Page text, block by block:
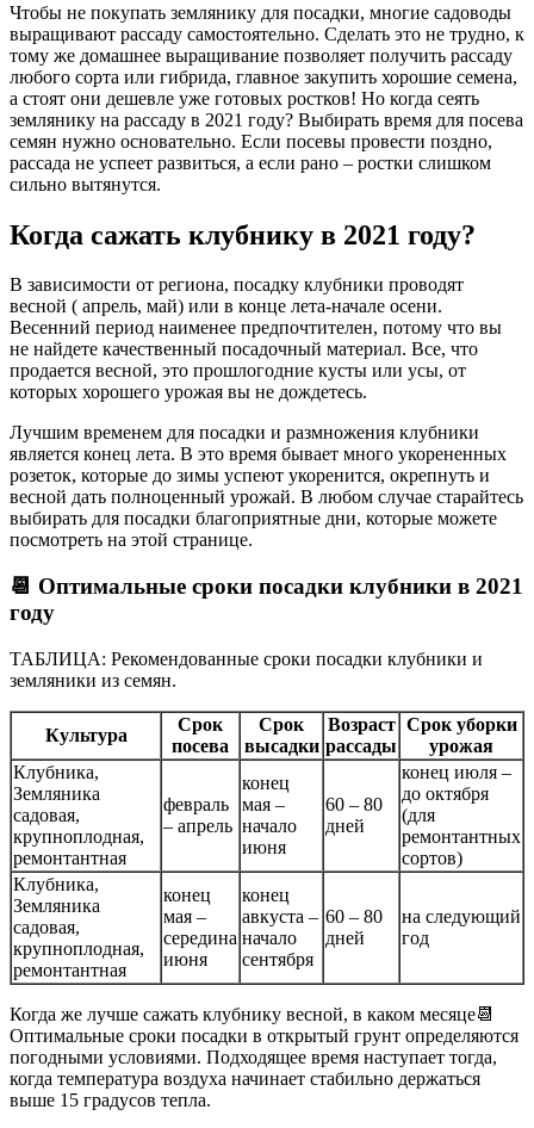
Чтобы не покупать землянику для посадки, многие садоводы
выращивают рассаду самостоятельно. Сделать это не трудно, к
тому же домашнее выращивание позволяет получить рассаду
любого сорта или гибрида, главное закупить хорошие семена,
а стоят они дешевле уже готовых ростков! Но когда сеять
землянику на рассаду в 2021 году? Выбирать время для посева
семян нужно основательно. Если посевы провести поздно,
рассада не успеет развиться, а если рано – ростки слишком
сильно вытянутся.
Когда сажать клубнику в 2021 году?
В зависимости от региона, посадку клубники проводят
весной ( апрель, май) или в конце лета-начале осени.
Весенний период наименее предпочтителен, потому что вы
не найдете качественный посадочный материал. Все, что
продается весной, это прошлогодние кусты или усы, от
которых хорошего урожая вы не дождетесь.
Лучшим временем для посадки и размножения клубники
является конец лета. В это время бывает много укорененных
розеток, которые до зимы успеют укоренится, окрепнуть и
весной дать полноценный урожай. В любом случае старайтесь
выбирать для посадки благоприятные дни, которые можете
посмотреть на этой странице.
📆 Оптимальные сроки посадки клубники в 2021
году
ТАБЛИЦА: Рекомендованные сроки посадки клубники и
земляники из семян.
Культура
Срок
посева
Срок
высадки
Возраст
рассады
Срок уборки
урожая
Клубника,
Земляника
садовая,
крупноплодная,
ремонтантная
февраль
– апрель
конец
мая –
начало
июня
60 – 80
дней
конец июля –
до октября
(для
ремонтантных
сортов)
Клубника,
Земляника
садовая,
крупноплодная,
ремонтантная
конец
мая –
середина
июня
конец
авкуста –
начало
сентября
60 – 80
дней
на следующий
год
Когда же лучше сажать клубнику весной, в каком месяце📆
Оптимальные сроки посадки в открытый грунт определяются
погодными условиями. Подходящее время наступает тогда,
когда температура воздуха начинает стабильно держаться
выше 15 градусов тепла.